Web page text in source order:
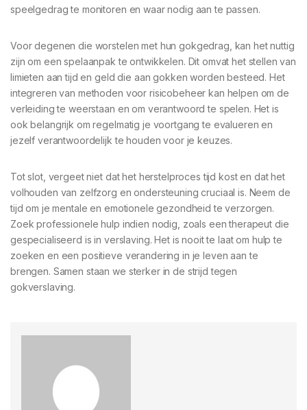
speelgedrag te monitoren en waar nodig aan te passen.
Voor degenen die worstelen met hun gokgedrag, kan het nuttig
zijn om een spelaanpak te ontwikkelen. Dit omvat het stellen van
limieten aan tijd en geld die aan gokken worden besteed. Het
integreren van methoden voor risicobeheer kan helpen om de
verleiding te weerstaan en om verantwoord te spelen. Het is
ook belangrijk om regelmatig je voortgang te evalueren en
jezelf verantwoordelijk te houden voor je keuzes.
Tot slot, vergeet niet dat het herstelproces tijd kost en dat het
volhouden van zelfzorg en ondersteuning cruciaal is. Neem de
tijd om je mentale en emotionele gezondheid te verzorgen.
Zoek professionele hulp indien nodig, zoals een therapeut die
gespecialiseerd is in verslaving. Het is nooit te laat om hulp te
zoeken en een positieve verandering in je leven aan te
brengen. Samen staan we sterker in de strijd tegen
gokverslaving.